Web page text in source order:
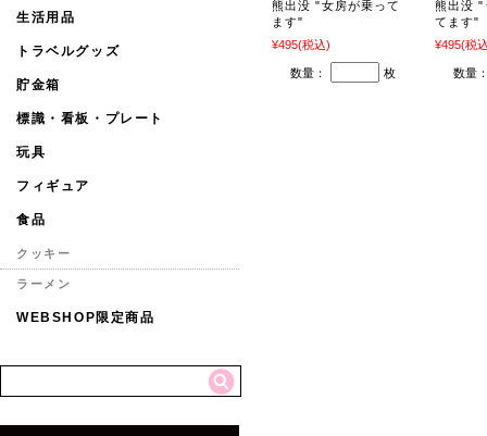
熊出没 "女房が乗って
ます"
¥495(税込)
数量： 枚
熊出没 "
てます"
¥495(税
数量
生活用品
トラベルグッズ
貯金箱
標識・看板・プレート
玩具
フィギュア
食品
クッキー
ラーメン
WEBSHOP限定商品